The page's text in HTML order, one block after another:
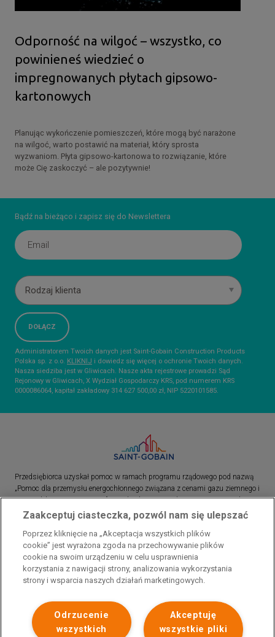
Odporność na wilgoć – wszystko, co
powinieneś wiedzieć o
impregnowanych płytach gipsowo-
kartonowych
Planując wykończenie pomieszczeń, które mogą być narażone
na wilgoć, warto postawić na materiał, który sprosta
wyzwaniom. Płyta gipsowo-kartonowa to rozwiązanie, które
może Cię zaskoczyć – ale pozytywnie!
Bądź na bieżąco i zapisz się do Newslettera
Rodzaj klienta
Administratorem Twoich danych jest Saint-Gobain Construction Products
Polska sp. z o.o. KLIKNIJ i dowiedz się więcej o ochronie Twoich danych.
Nasza siedziba jest w Gliwicach. Nasze akta rejestrowe prowadzi Sąd
Rejonowy w Gliwicach, X Wydział Gospodarczy KRS, pod numerem KRS
0000086064, kapitał zakładowy 314 627 500,00 zł, NIP 5220101585.
Przedsiębiorca uzyskał pomoc w ramach programu rządowego pod nazwą
„Pomoc dla przemysłu energochłonnego związana z cenami gazu ziemnego i
energii elektrycznej w 2023 r.”. Przedsiębiorca uzyskał pomoc w ramach
programu rządowego pod nazwą: „Pomoc dla sektorów energochłonnych
związana z nagłymi wzrostami cen gazu ziemnego i energii elektrycznej w
2022 r.”
Zaakceptuj ciasteczka, pozwól nam się ulepszać
Poprzez kliknięcie na „Akceptacja wszystkich plików
cookie” jest wyrażona zgoda na przechowywanie plików
cookie na swoim urządzeniu w celu usprawnienia
korzystania z nawigacji strony, analizowania wykorzystania
strony i wsparcia naszych działań marketingowych.
Akceptuję
wszystkie pliki
Odrzucenie
wszystkich